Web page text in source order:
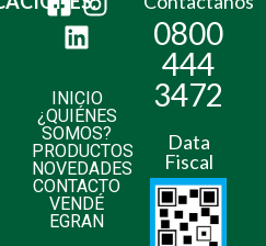
INICIO
¿QUIÉNES
SOMOS?
PRODUCTOS
NOVEDADES
CONTACTO
VENDÉ
EGRAN
0800
444
3472
Data
Fiscal